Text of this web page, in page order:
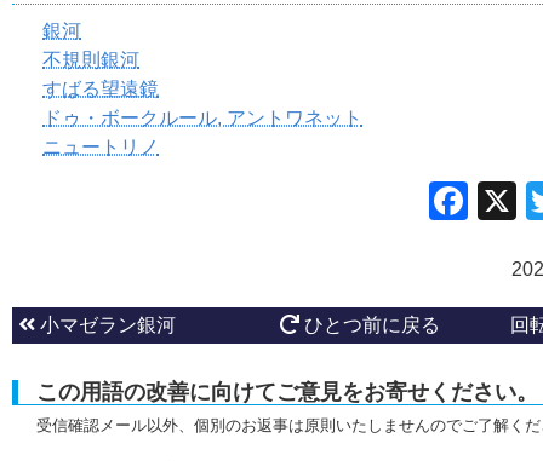
銀河
不規則銀河
すばる望遠鏡
ドゥ・ボークルール, アントワネット
ニュートリノ
小マゼラン銀河 ひとつ前に戻る 回
この用語の改善に向けてご意見をお寄せください。
受信確認メール以外、個別のお返事は原則いたしませんのでご了解く